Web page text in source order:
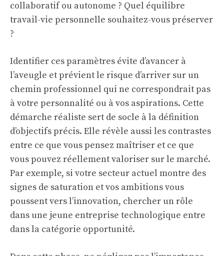
collaboratif ou autonome ? Quel équilibre
travail-vie personnelle souhaitez-vous préserver
?
Identifier ces paramètres évite d’avancer à
l’aveugle et prévient le risque d’arriver sur un
chemin professionnel qui ne correspondrait pas
à votre personnalité ou à vos aspirations. Cette
démarche réaliste sert de socle à la définition
d’objectifs précis. Elle révèle aussi les contrastes
entre ce que vous pensez maîtriser et ce que
vous pouvez réellement valoriser sur le marché.
Par exemple, si votre secteur actuel montre des
signes de saturation et vos ambitions vous
poussent vers l’innovation, chercher un rôle
dans une jeune entreprise technologique entre
dans la catégorie opportunité.